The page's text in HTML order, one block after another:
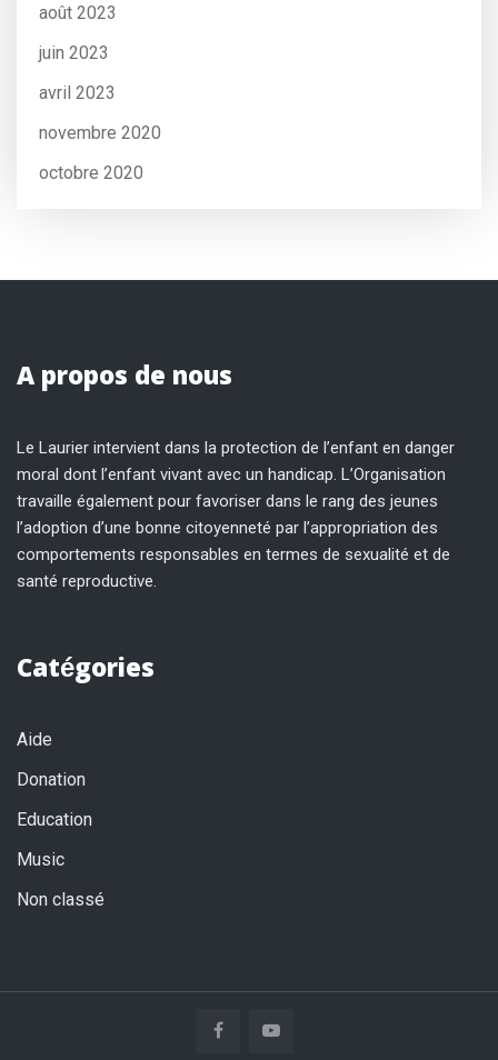
août 2023
juin 2023
avril 2023
novembre 2020
octobre 2020
A propos de nous
Le Laurier intervient dans la protection de l’enfant en danger
moral dont l’enfant vivant avec un handicap. L’Organisation
travaille également pour favoriser dans le rang des jeunes
l’adoption d’une bonne citoyenneté par l’appropriation des
comportements responsables en termes de sexualité et de
santé reproductive.
Catégories
Aide
Donation
Education
Music
Non classé